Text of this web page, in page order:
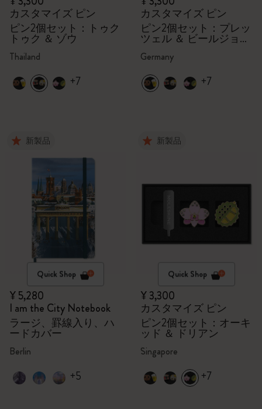
カスタマイズ ピン
ピン2個セット：トゥク
トゥク ＆ ゾウ
Thailand
+7
カスタマイズ ピン
ピン2個セット：プレッ
ツェル ＆ ビールジョッ
キ
Germany
+7
新製品
Quick Shop
¥ 5,280
I am the City Notebook
ラージ、罫線入り、ハ
ードカバー
Berlin
+5
新製品
Quick Shop
¥ 3,300
カスタマイズ ピン
ピン2個セット：オーキ
ッド ＆ ドリアン
Singapore
+7